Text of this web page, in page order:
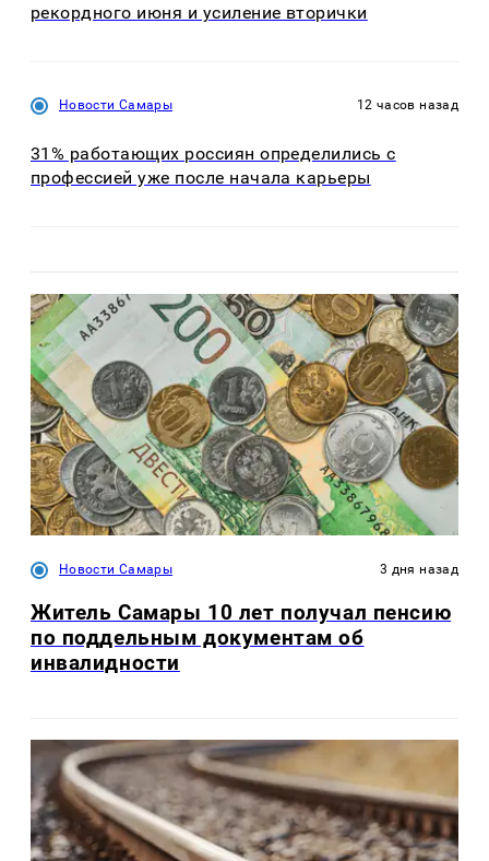
рекордного июня и усиление вторички
Новости Самары 12 часов назад
31% работающих россиян определились с
профессией уже после начала карьеры
Новости Самары 3 дня назад
Житель Самары 10 лет получал пенсию
по поддельным документам об
инвалидности